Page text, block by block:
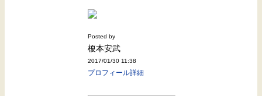
Posted by
榎本安武
2017/01/30 11:38
プロフィール詳細